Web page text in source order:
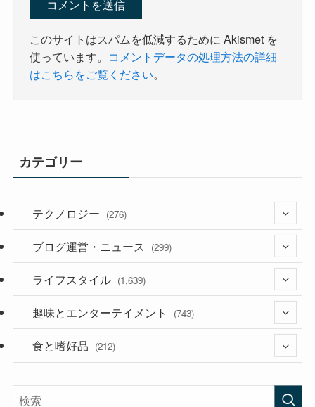
このサイトはスパムを低減するために Akismet を
使っています。 コメントデータの処理方法の詳細
はこちらをご覧ください。
カテゴリー
テクノロジー (276)
(36)
(187)
ブログ運営・ニュース (299)
(118)
(181)
ライフスタイル (1,639)
(394)
(282)
趣味とエンターテイメント (743)
(56)
食と嗜好品 (212)